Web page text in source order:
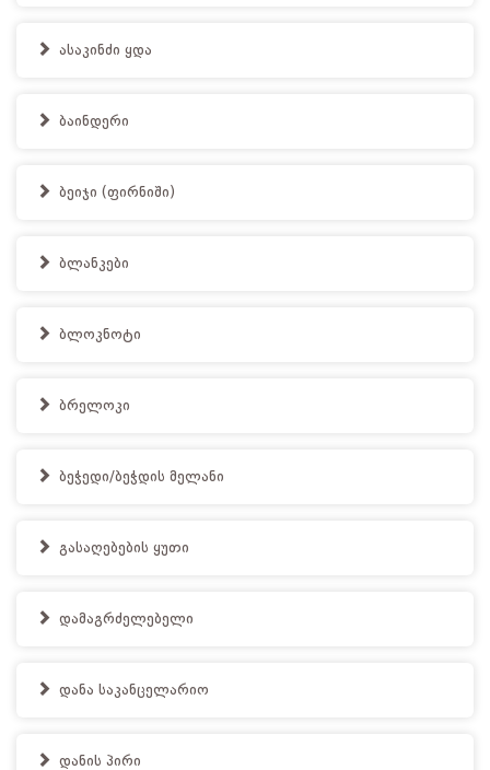
ასაკინძი ყდა
ბაინდერი
ბეიჯი (ფირნიში)
ბლანკები
ბლოკნოტი
ბრელოკი
ბეჭედი/ბეჭდის მელანი
გასაღებების ყუთი
დამაგრძელებელი
დანა საკანცელარიო
დანის პირი